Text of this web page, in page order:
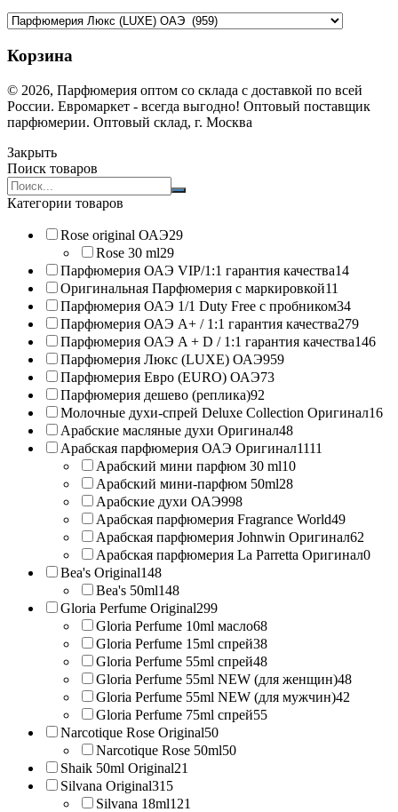
Корзина
© 2026, Парфюмерия оптом со склада с доставкой по всей
России. Евромаркет - всегда выгодно! Оптовый поставщик
парфюмерии. Оптовый склад, г. Москва
Закрыть
Поиск товаров
Search
products:
Категории товаров
Rose original ОАЭ29
Rose 30 ml29
Парфюмерия ОАЭ VIP/1:1 гарантия качества14
Оригинальная Парфюмерия с маркировкой11
Парфюмерия ОАЭ 1/1 Duty Free с пробником34
Парфюмерия ОАЭ A+ / 1:1 гарантия качества279
Парфюмерия ОАЭ A + D / 1:1 гарантия качества146
Парфюмерия Люкс (LUXE) ОАЭ959
Парфюмерия Евро (EURO) ОАЭ73
Парфюмерия дешево (реплика)92
Молочные духи-спрей Deluxe Collection Оригинал16
Арабские масляные духи Оригинал48
Арабская парфюмерия ОАЭ Оригинал1111
Арабский мини парфюм 30 ml10
Арабский мини-парфюм 50ml28
Арабские духи ОАЭ998
Арабская парфюмерия Fragrance World49
Арабская парфюмерия Johnwin Оригинал62
Арабская парфюмерия La Parretta Оригинал0
Bea's Original148
Bea's 50ml148
Gloria Perfume Original299
Gloria Perfume 10ml масло68
Gloria Perfume 15ml спрей38
Gloria Perfume 55ml спрей48
Gloria Perfume 55ml NEW (для женщин)48
Gloria Perfume 55ml NEW (для мужчин)42
Gloria Perfume 75ml спрей55
Narcotique Rose Original50
Narcotique Rose 50ml50
Shaik 50ml Original21
Silvana Original315
Silvana 18ml121